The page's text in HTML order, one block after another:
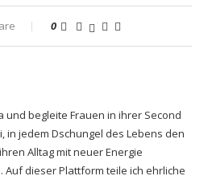
0
und begleite Frauen in ihrer Second
in jedem Dschungel des Lebens den
Alltag mit neuer Energie
Auf dieser Plattform teile ich ehrliche